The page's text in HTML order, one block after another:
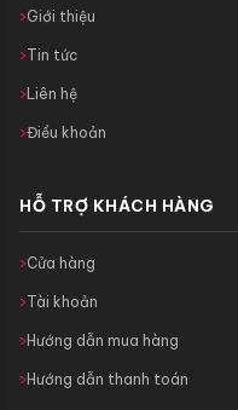
Giới thiệu
Tin tức
Liên hệ
Điều khoản
HỖ TRỢ KHÁCH HÀNG
Cửa hàng
Tài khoản
Hướng dẫn mua hàng
Hướng dẫn thanh toán